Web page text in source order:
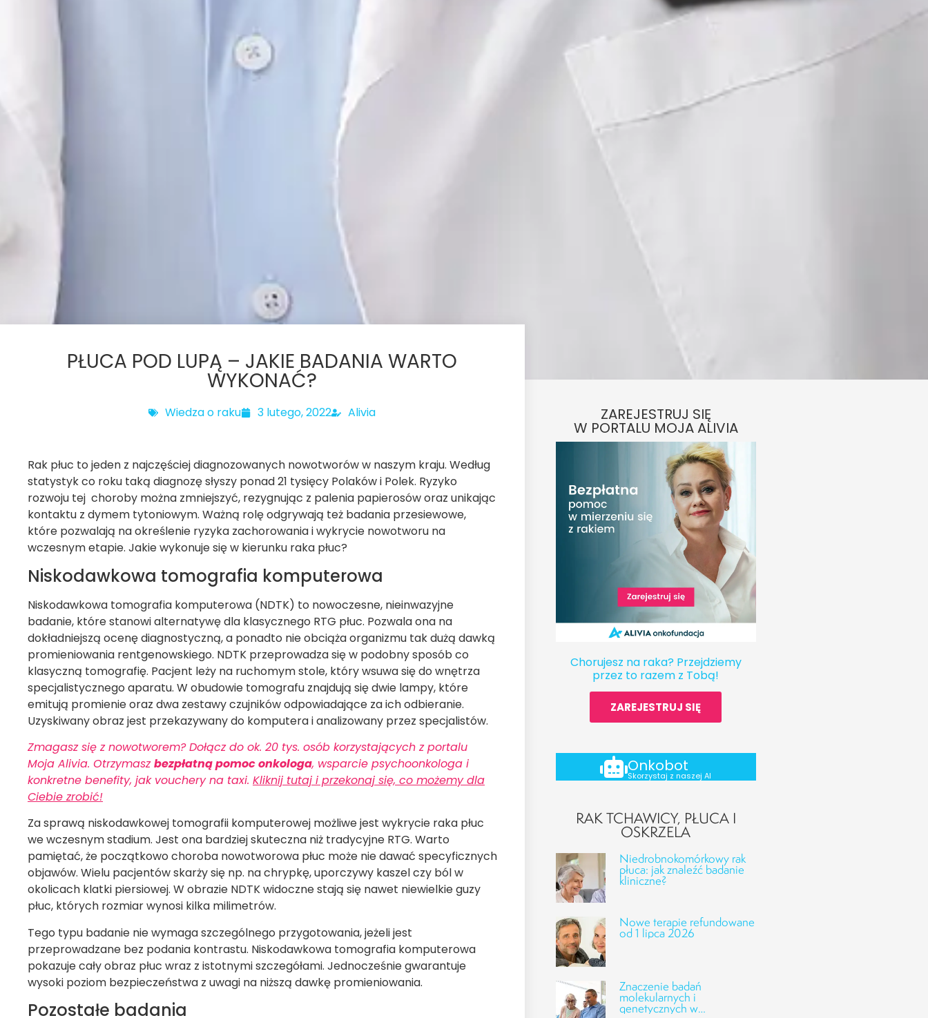
PŁUCA POD LUPĄ – JAKIE BADANIA WARTO
WYKONAĆ?
Wiedza o raku 3 lutego, 2022 Alivia
Rak płuc to jeden z najczęściej diagnozowanych nowotworów w naszym kraju. Według
statystyk co roku taką diagnozę słyszy ponad 21 tysięcy Polaków i Polek. Ryzyko
rozwoju tej choroby można zmniejszyć, rezygnując z palenia papierosów oraz unikając
kontaktu z dymem tytoniowym. Ważną rolę odgrywają też badania przesiewowe,
które pozwalają na określenie ryzyka zachorowania i wykrycie nowotworu na
wczesnym etapie. Jakie wykonuje się w kierunku raka płuc?
Niskodawkowa tomografia komputerowa
Niskodawkowa tomografia komputerowa (NDTK) to nowoczesne, nieinwazyjne
badanie, które stanowi alternatywę dla klasycznego RTG płuc. Pozwala ona na
dokładniejszą ocenę diagnostyczną, a ponadto nie obciąża organizmu tak dużą dawką
promieniowania rentgenowskiego. NDTK przeprowadza się w podobny sposób co
klasyczną tomografię. Pacjent leży na ruchomym stole, który wsuwa się do wnętrza
specjalistycznego aparatu. W obudowie tomografu znajdują się dwie lampy, które
emitują promienie oraz dwa zestawy czujników odpowiadające za ich odbieranie.
Uzyskiwany obraz jest przekazywany do komputera i analizowany przez specjalistów.
Zmagasz się z nowotworem? Dołącz do ok. 20 tys. osób korzystających z portalu
Moja Alivia. Otrzymaszbezpłatną pomoc onkologa, wsparcie psychoonkologa i
konkretne benefity, jak vouchery na taxi. Kliknij tutaj i przekonaj się, co możemy dla
Ciebie zrobić!
Za sprawą niskodawkowej tomografii komputerowej możliwe jest wykrycie raka płuc
we wczesnym stadium. Jest ona bardziej skuteczna niż tradycyjne RTG. Warto
pamiętać, że początkowo choroba nowotworowa płuc może nie dawać specyficznych
objawów. Wielu pacjentów skarży się np. na chrypkę, uporczywy kaszel czy ból w
okolicach klatki piersiowej. W obrazie NDTK widoczne stają się nawet niewielkie guzy
płuc, których rozmiar wynosi kilka milimetrów.
Tego typu badanie nie wymaga szczególnego przygotowania, jeżeli jest
przeprowadzane bez podania kontrastu. Niskodawkowa tomografia komputerowa
pokazuje cały obraz płuc wraz z istotnymi szczegółami. Jednocześnie gwarantuje
wysoki poziom bezpieczeństwa z uwagi na niższą dawkę promieniowania.
Pozostałe badania
ZAREJESTRUJ SIĘ
W PORTALU MOJA ALIVIA
Chorujesz na raka? Przejdziemy
przez to razem z Tobą!
ZAREJESTRUJ SIĘ
Onkobot
Skorzystaj z naszej AI
RAK TCHAWICY, PŁUCA I
OSKRZELA
Niedrobnokomórkowy rak
płuca: jak znaleźć badanie
kliniczne?
Nowe terapie refundowane
od 1 lipca 2026
Znaczenie badań
molekularnych i
genetycznych w